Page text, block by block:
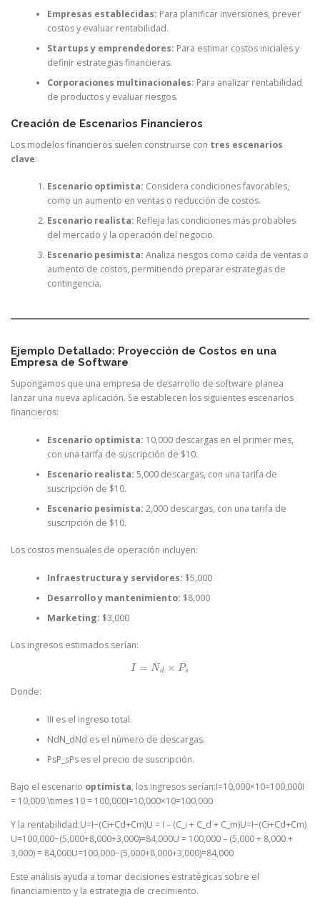
Empresas establecidas: Para planificar inversiones, prever
costos y evaluar rentabilidad.
Startups y emprendedores: Para estimar costos iniciales y
definir estrategias financieras.
Corporaciones multinacionales: Para analizar rentabilidad
de productos y evaluar riesgos.
Creación de Escenarios Financieros
Los modelos financieros suelen construirse con tres escenarios
clave:
Escenario optimista: Considera condiciones favorables,
como un aumento en ventas o reducción de costos.
Escenario realista: Refleja las condiciones más probables
del mercado y la operación del negocio.
Escenario pesimista: Analiza riesgos como caída de ventas o
aumento de costos, permitiendo preparar estrategias de
contingencia.
Ejemplo Detallado: Proyección de Costos en una
Empresa de Software
Supongamos que una empresa de desarrollo de software planea
lanzar una nueva aplicación. Se establecen los siguientes escenarios
financieros:
Escenario optimista: 10,000 descargas en el primer mes,
con una tarifa de suscripción de $10.
Escenario realista: 5,000 descargas, con una tarifa de
suscripción de $10.
Escenario pesimista: 2,000 descargas, con una tarifa de
suscripción de $10.
Los costos mensuales de operación incluyen:
Infraestructura y servidores: $5,000
Desarrollo y mantenimiento: $8,000
Marketing: $3,000
Los ingresos estimados serían:
I = Nd × Ps
I= Nd× Ps
Donde:
III es el ingreso total.
NdN_dNd​ es el número de descargas.
PsP_sPs​ es el precio de suscripción.
Bajo el escenario optimista, los ingresos serían:I=10,000×10=100,000I
= 10,000 \times 10 = 100,000I=10,000×10=100,000
Y la rentabilidad:U=I−(Ci+Cd+Cm)U = I – (C_i + C_d + C_m)U=I−(Ci​+Cd​+Cm​)
U=100,000−(5,000+8,000+3,000)=84,000U = 100,000 – (5,000 + 8,000 +
3,000) = 84,000U=100,000−(5,000+8,000+3,000)=84,000
Este análisis ayuda a tomar decisiones estratégicas sobre el
financiamiento y la estrategia de crecimiento.